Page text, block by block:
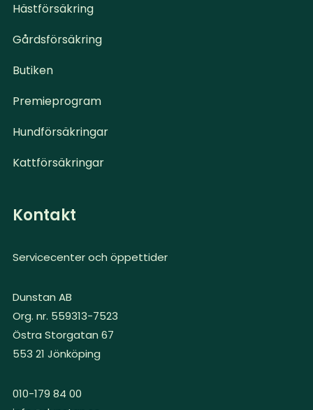
Hästförsäkring
Gårdsförsäkring
Butiken
Premieprogram
Hundförsäkringar
Kattförsäkringar
Kontakt
Servicecenter och öppettider
Dunstan AB
Org. nr. 559313-7523
Östra Storgatan 67
553 21 Jönköping
010-179 84 00